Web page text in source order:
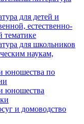
для детей и
естественно-
тематике
для школьников
наукам,
юношества по
юношества
и домоводство